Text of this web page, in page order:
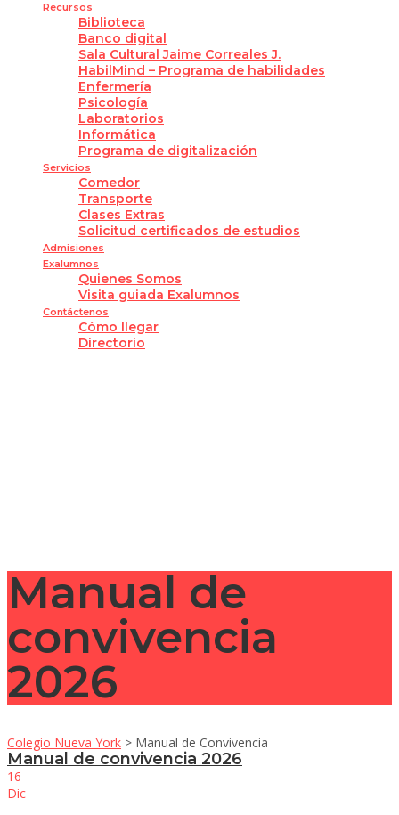
Recursos
Biblioteca
Banco digital
Sala Cultural Jaime Correales J.
HabilMind – Programa de habilidades
Enfermería
Psicología
Laboratorios
Informática
Programa de digitalización
Servicios
Comedor
Transporte
Clases Extras
Solicitud certificados de estudios
Admisiones
Exalumnos
Quienes Somos
Visita guiada Exalumnos
Contáctenos
Cómo llegar
Directorio
Manual de
convivencia
2026
Colegio Nueva York > Manual de Convivencia
Manual de convivencia 2026
16
Dic